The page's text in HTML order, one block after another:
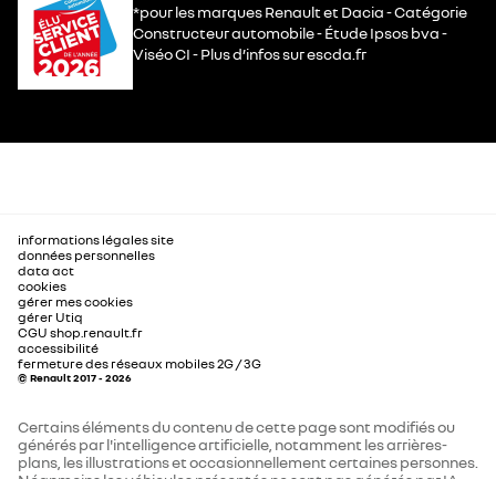
*pour les marques Renault et Dacia - Catégorie
Constructeur automobile - Étude Ipsos bva -
Viséo CI - Plus d’infos sur escda.fr
informations légales site
données personnelles
data act
cookies
gérer mes cookies
gérer Utiq
CGU shop.renault.fr
accessibilité
fermeture des réseaux mobiles 2G / 3G
© Renault 2017 - 2026
Certains éléments du contenu de cette page sont modifiés ou
générés par l'intelligence artificielle, notamment les arrières-
plans, les illustrations et occasionnellement certaines personnes.